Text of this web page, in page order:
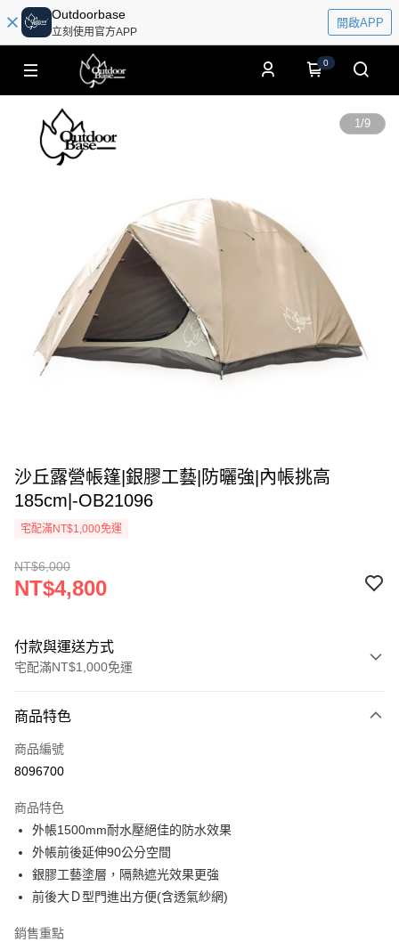
Outdoorbase
立刻使用官方APP
開啟APP
0
1/9
沙丘露營帳篷|銀膠工藝|防曬強|內帳挑高
185cm|-OB21096
宅配滿NT$1,000免運
NT$6,000
NT$4,800
付款與運送方式
宅配滿NT$1,000免運
信用卡一次付款
LINE Pay
街口支付
悠遊付
AFTEE先享後付
【關於「AFTEE先享後付」】
商品特色
商品編號
8096700
商品特色
外帳1500mm耐水壓絕佳的防水效果
外帳前後延伸90公分空間
銀膠工藝塗層，隔熱遮光效果更強
前後大Ｄ型門進出方便(含透氣紗網)
銷售重點